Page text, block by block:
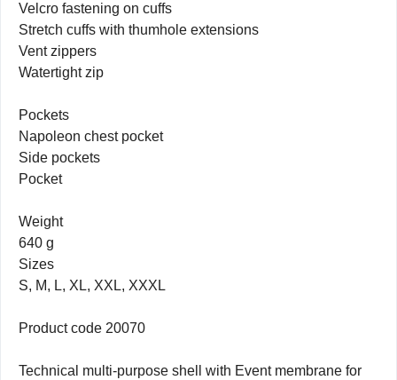
Velcro fastening on cuffs
Stretch cuffs with thumhole extensions
Vent zippers
Watertight zip
Pockets
Napoleon chest pocket
Side pockets
Pocket
Weight
640 g
Sizes
S, M, L, XL, XXL, XXXL
Product code 20070
Technical multi-purpose shell with Event membrane for